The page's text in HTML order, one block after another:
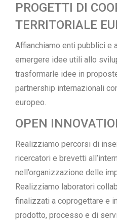
PROGETTI DI
TERRITORIALE
Affianchiamo enti pubblici e
emergere idee utili allo
trasformarle idee in
partnership internazionali
europeo.
OPEN
Realizziamo percorsi di
ricercatori e brevetti
nell’organizzazione delle
Realizziamo laboratori
finalizzati a coprogettare e
prodotto, processo e di